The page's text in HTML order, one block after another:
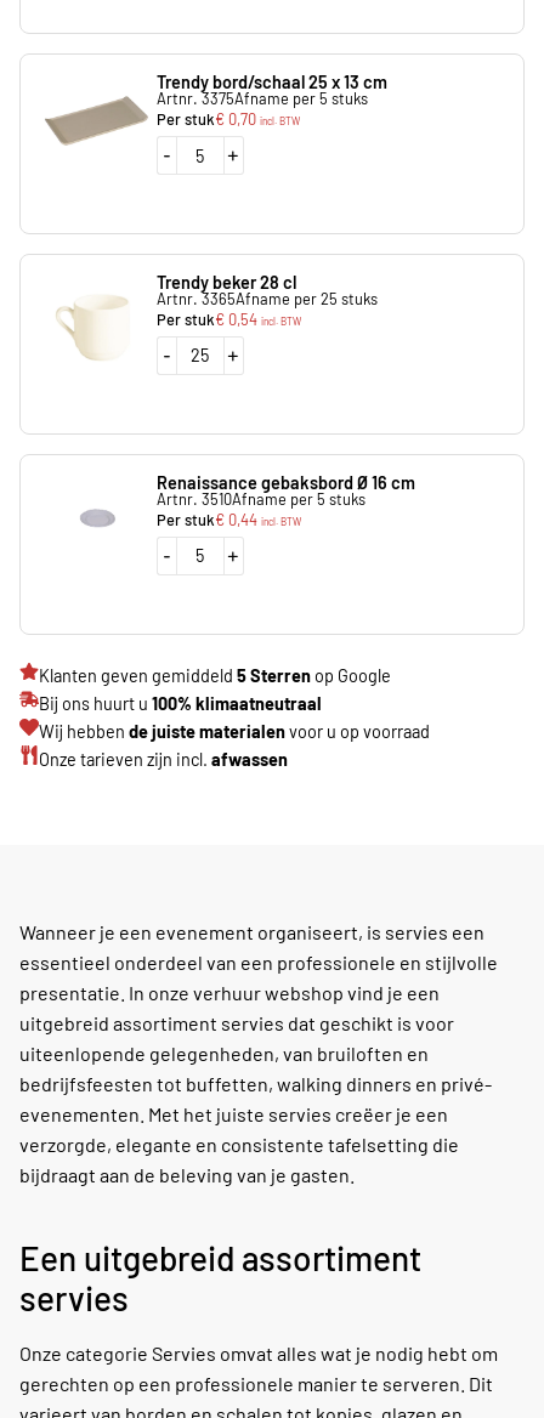
Trendy bord/schaal 25 x 13 cm
Artnr. 3375Afname per 5 stuks
Per stuk€ 0,70 incl. BTW
- +
Trendy beker 28 cl
Artnr. 3365Afname per 25 stuks
Per stuk€ 0,54 incl. BTW
- +
Renaissance gebaksbord Ø 16 cm
Artnr. 3510Afname per 5 stuks
Per stuk€ 0,44 incl. BTW
- +
Klanten geven gemiddeld 5 Sterren op Google
Bij ons huurt u 100% klimaatneutraal
Wij hebben de juiste materialenvoor u op voorraad
Onze tarieven zijn incl. afwassen
Wanneer je een evenement organiseert, is servies een
essentieel onderdeel van een professionele en stijlvolle
presentatie. In onze verhuur webshop vind je een
uitgebreid assortiment servies dat geschikt is voor
uiteenlopende gelegenheden, van bruiloften en
bedrijfsfeesten tot buffetten, walking dinners en privé-
evenementen. Met het juiste servies creëer je een
verzorgde, elegante en consistente tafelsetting die
bijdraagt aan de beleving van je gasten.
Een uitgebreid assortiment
servies
Onze categorie Servies omvat alles wat je nodig hebt om
gerechten op een professionele manier te serveren. Dit